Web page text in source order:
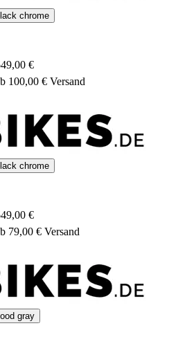
chrome
€
100,00 € Versand
chrome
€
79,00 € Versand
gray